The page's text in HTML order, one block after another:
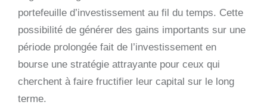
portefeuille d’investissement au fil du temps. Cette
possibilité de générer des gains importants sur une
période prolongée fait de l’investissement en
bourse une stratégie attrayante pour ceux qui
cherchent à faire fructifier leur capital sur le long
terme.